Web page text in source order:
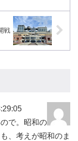
戦
で。昭和の
、考えが昭和のま